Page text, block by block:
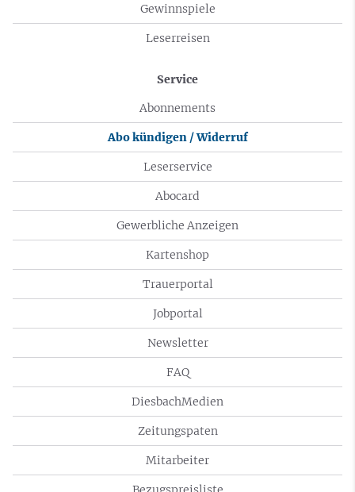
Gewinnspiele
Leserreisen
Service
Abonnements
Abo kündigen / Widerruf
Leserservice
Abocard
Gewerbliche Anzeigen
Kartenshop
Trauerportal
Jobportal
Newsletter
FAQ
DiesbachMedien
Zeitungspaten
Mitarbeiter